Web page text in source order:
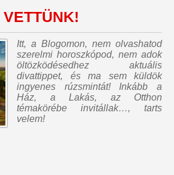
Itt, a Blogomon, nem olvashatod
szerelmi horoszkópod, nem adok
öltözködésedhez aktuális
divattippet, és ma sem küldök
ingyenes rúzsmintát! Inkább a
Ház, a Lakás, az Otthon
témakörébe invitállak…, tarts
velem!